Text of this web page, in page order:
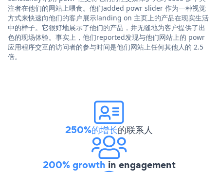
注者在他们的网站上喂食。他们added powr slider 作为一种视觉
方式来快速向他们的客户展示landing on 主页上的产品在现实生活
中的样子。它很好地展示了他们的产品，并无缝地为客户提供了出
色的现场体验。事实上，他们reported发现与他们网站上的 powr
应用程序交互的访问者的参与时间是他们网站上任何其他人的 2.5
倍。
250%的增长的联系人
200% growth in engagement